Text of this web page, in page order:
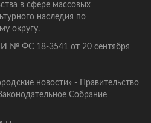
в сфере массовых
наследия по
округу.
№ ФС 18-3541 от 20 сентября
новости» - Правительство
Собрание